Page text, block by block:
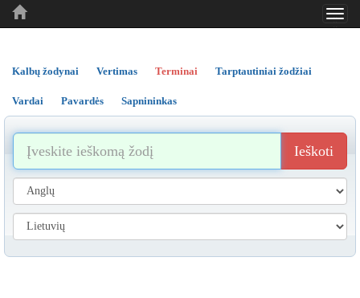
..
..
Kalbų žodynai Vertimas Terminai Tarptautiniai žodžiai
Vardai Pavardės Sapnininkas
Ieškoti